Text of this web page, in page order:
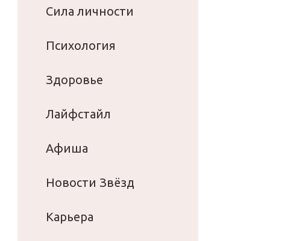
Сила личности
Психология
Здоровье
Лайфстайл
Афиша
Новости Звёзд
Карьера